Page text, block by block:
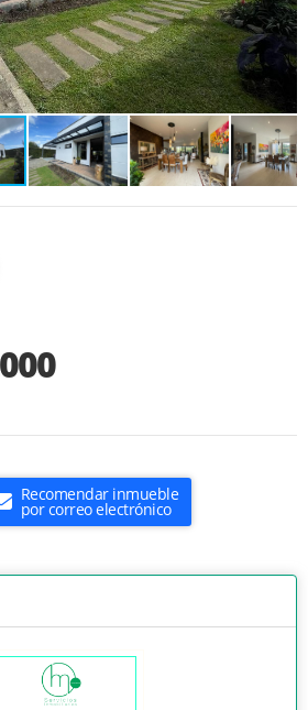
Recomendar inmueble
por correo electrónico